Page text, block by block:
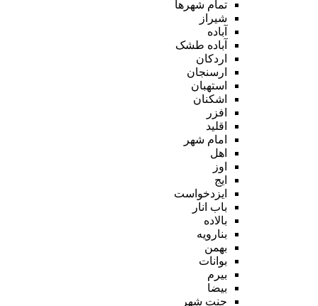
تمام شهر‌ها
شیراز
آباده
آباده طشک
اردکان
ارسنجان
استهبان
اشکنان
افزر
اقلید
امام شهر
اهل
اوز
ایج
ایزدخواست
باب انار
بالاده
بنارویه
بهمن
بوانات
بیرم
بیضا
جنت شهر